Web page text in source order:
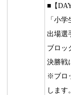
■【
「小
出場選
ブロッ
決勝戦
※ブロ
します